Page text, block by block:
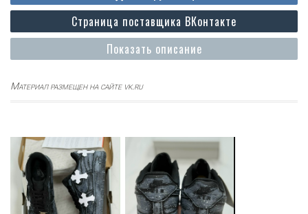
Показать описание
Страница поставщика ВКонтакте
Материал размещен на сайте vk.ru